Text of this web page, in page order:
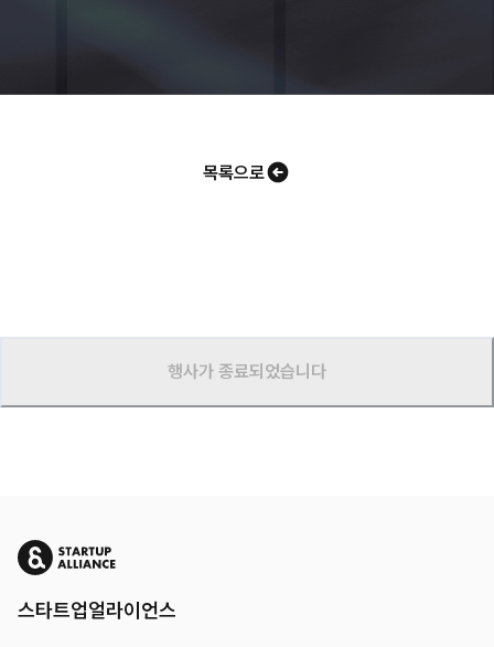
목록으로
행사가 종료되었습니다
스타트업얼라이언스